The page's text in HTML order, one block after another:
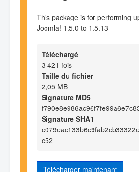
This package is for performing
Joomla! 1.5.0 to 1.5.13
Téléchargé
3 421 fois
Taille du fichier
2,05 MB
Signature MD5
Signature SHA1
c52
Télécharger maintenant